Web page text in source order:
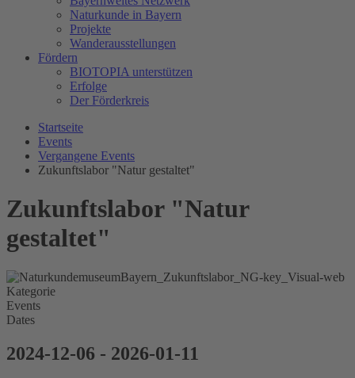
Naturkunde in Bayern
Projekte
Wanderausstellungen
Fördern
BIOTOPIA unterstützen
Erfolge
Der Förderkreis
Startseite
Events
Vergangene Events
Zukunftslabor "Natur gestaltet"
Zukunftslabor "Natur
gestaltet"
Kategorie
Events
Dates
2024-12-06 - 2026-01-11